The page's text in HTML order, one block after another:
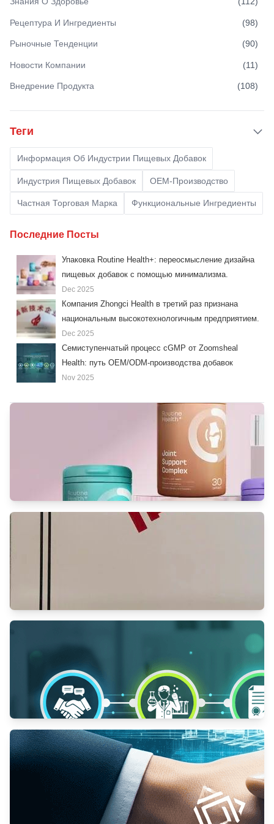
Рецептура И Ингредиенты (98)
Рыночные Тенденции (90)
Новости Компании (11)
Внедрение Продукта (108)
Теги
Информация Об Индустрии Пищевых Добавок
Индустрия Пищевых Добавок OEM-Производство
Частная Торговая Марка Функциональные Ингредиенты
Последние Посты
Упаковка Routine Health+: переосмысление дизайна
пищевых добавок с помощью минимализма.
Dec 2025
Компания Zhongci Health в третий раз признана
национальным высокотехнологичным предприятием.
Dec 2025
Семиступенчатый процесс cGMP от Zoomsheal
Health: путь OEM/ODM-производства добавок
Nov 2025